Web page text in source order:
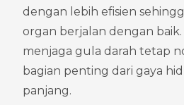
dengan lebih efisien
organ berjalan dengan
menjaga gula darah tetap
bagian penting dari gaya
panjang.